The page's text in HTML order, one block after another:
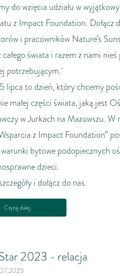
Rumunia
Słowacja
Słowenia
Hiszpania
Szwecja
United Kingdom
do wzięcia udziału w
z Impact Foundation. Dołącz
i pracowników Nature’s
całego świata i razem z nami
potrzebującym.
lipca to dzień, który chcemy
małej części świata, jaką jest
w Jurkach na Mazowszu. W
z Impact Foundation”
bytowe podopiecznych
dzieci.
i dołącz do nas.
Czytaj dalej
2023 - relacja